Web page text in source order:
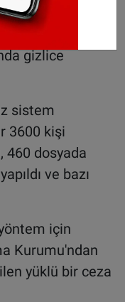
verilen acil
veri
gizlice
sistem
3600 kişi
460 dosyada
ve bazı
yöntem için
Kurumu'ndan
yüklü bir ceza